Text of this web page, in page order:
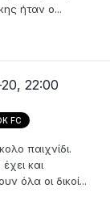
ήταν ο...
22:00
FC
παιχνίδι.
και
όλα οι δικοί...